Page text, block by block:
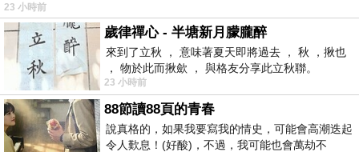
23 小時前
歲律禪心 - 半塘新月朦朧醉
來到了立秋 ， 意味著夏天即將過去 ， 秋 ，揪也
， 物於此而揪歛 ， 與格友分享此立秋聯。
23 小時前
88節讀88頁的青春
說真格的，如果我要寫我的情史，可能會高潮迭起
令人歎息！(好酸)，不過，我可能也會萬劫不